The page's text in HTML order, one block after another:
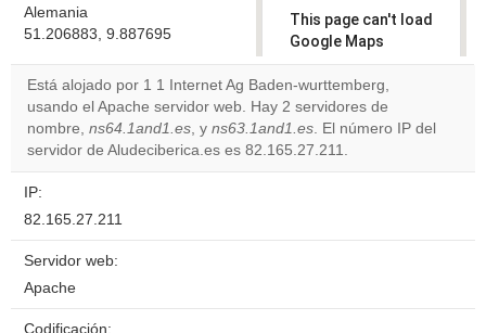
Alemania
51.206883, 9.887695
This page can't load
Google Maps
correctly.
Do you
own this
website?
OK
Está alojado por 1 1 Internet Ag Baden-wurttemberg,
usando el Apache servidor web. Hay 2 servidores de
nombre, ns64.1and1.es, y ns63.1and1.es. El número IP del
servidor de Aludeciberica.es es 82.165.27.211.
IP:
82.165.27.211
Servidor web:
Apache
Codificación: